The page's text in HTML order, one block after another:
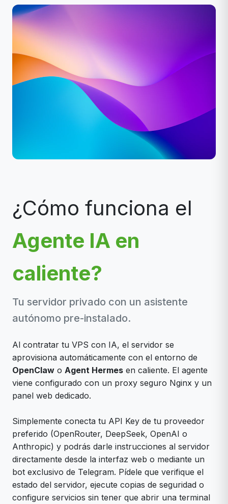
¿Cómo funciona el
Agente IA en
caliente?
Tu servidor privado con un asistente
autónomo pre-instalado.
Al contratar tu VPS con IA, el servidor se
aprovisiona automáticamente con el entorno de
OpenClaw o Agent Hermes en caliente. El agente
viene configurado con un proxy seguro Nginx y un
panel web dedicado.
Simplemente conecta tu API Key de tu proveedor
preferido (OpenRouter, DeepSeek, OpenAI o
Anthropic) y podrás darle instrucciones al servidor
directamente desde la interfaz web o mediante un
bot exclusivo de Telegram. Pídele que verifique el
estado del servidor, ejecute copias de seguridad o
configure servicios sin tener que abrir una terminal